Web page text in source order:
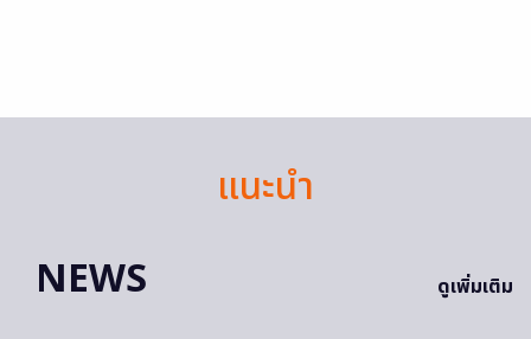
แนะนำ
NEWS
ดูเพิ่มเติม